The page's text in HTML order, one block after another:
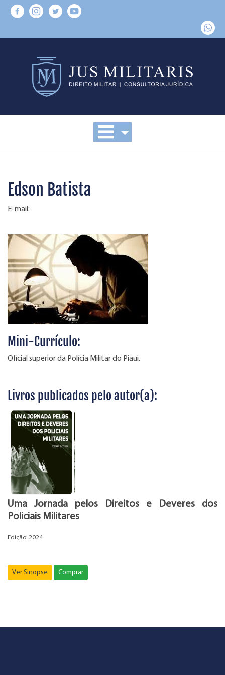
Edson Batista
E-mail:
Mini-Currículo:
Oficial superior da Polícia Militar do Piaui.
Livros publicados pelo autor(a):
Uma Jornada pelos Direitos e Deveres dos
Policiais Militares
Edição: 2024
Ver Sinopse Comprar